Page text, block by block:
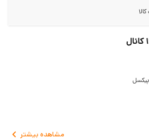
مشاهده بیشتر